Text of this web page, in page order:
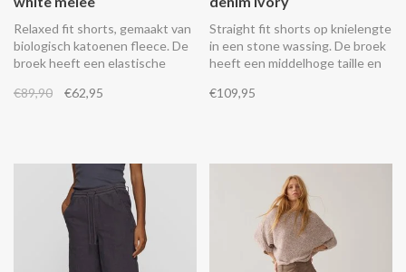
Relaxed fit shorts, gemaakt van
biologisch katoenen fleece. De
broek heeft een elastische
schuine steekzakken, een
€89,90 €62,95
Straight fit shorts op knielengte
in een stone wassing. De broek
heeft een middelhoge taille en
€109,95